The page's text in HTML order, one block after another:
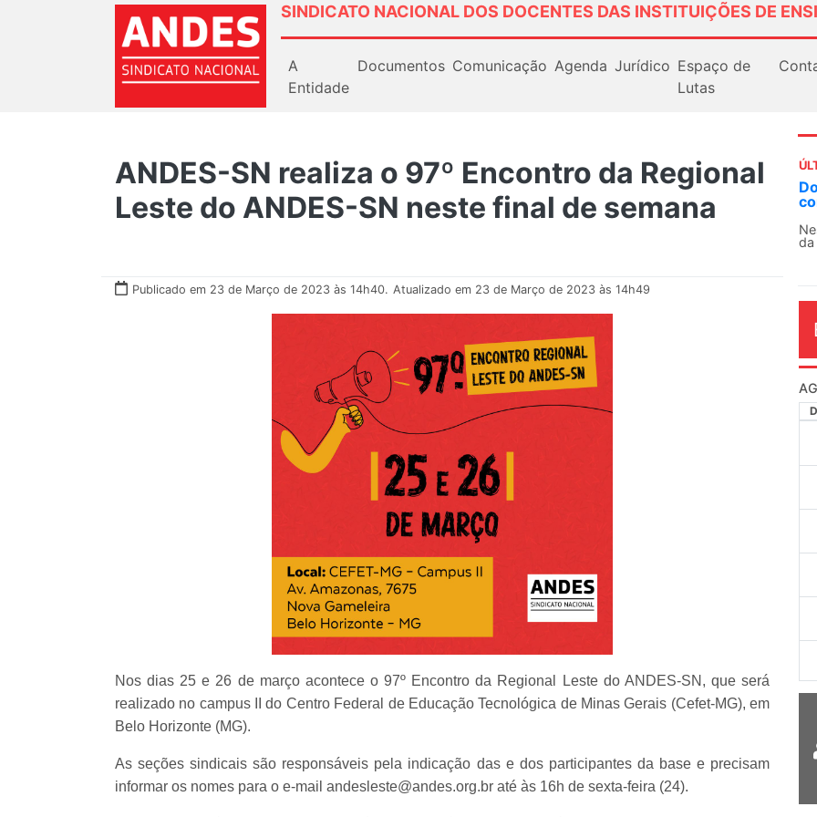
SINDICATO NACIONAL DOS DOCENTES DAS INSTITUIÇÕES DE
A
Entidade
Documentos Comunicação Agenda Jurídico Espaço de
Lutas
ANDES-SN realiza o 97º Encontro da Regional
Leste do ANDES-SN neste final de semana
Publicado em 23 de Março de 2023 às 14h40. Atualizado em 23 de Março de 2023 às 14h49
Nos dias 25 e 26 de março acontece o 97º Encontro da Regional Leste do ANDES-SN, que será
realizado no campus II do Centro Federal de Educação Tecnológica de Minas Gerais (Cefet-MG), em
Belo Horizonte (MG).
As seções sindicais são responsáveis pela indicação das e dos participantes da base e precisam
informar os nomes para o e-mail andesleste@andes.org.br até às 16h de sexta-feira (24).
Docentes paralisam novamente as
contra as políticas de Milei na Argentina
Nessa segunda-feira (3), sindicatos de docentes